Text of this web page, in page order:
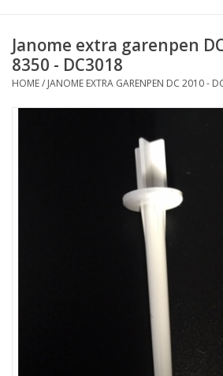
Paspoppen
Janome extra garenpen
8350 - DC3018
HOME/ JANOME EXTRA GARENPEN DC 2010 -